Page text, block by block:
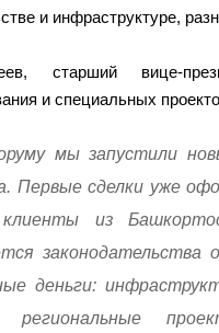
и инфраструктуре,
старший вице-
и специальных
мы запустили
Первые сделки уже
из
деньги:
региональные